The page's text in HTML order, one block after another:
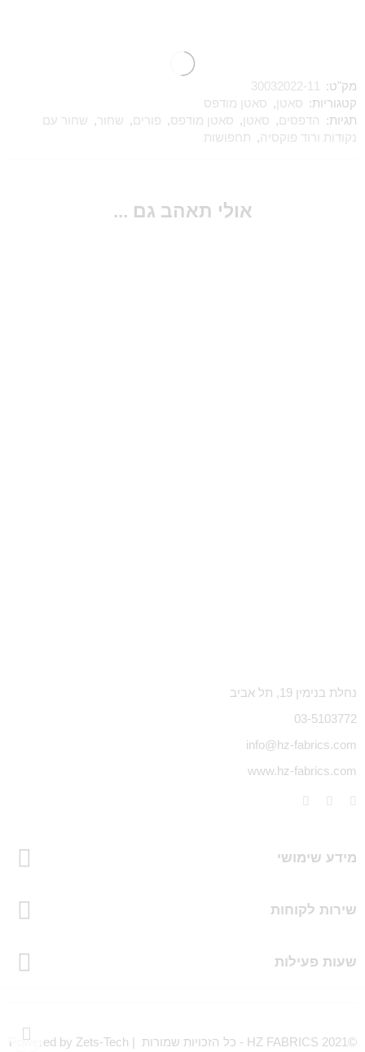
מק"ט:
30032022-11
קטגוריות: סאטן , סאטן מודפס
תגיות:
הדפסים, סאטן , סאטן מודפס, פורים, שחור, שחור עם
נקודות ורוד פוקסיה, תחפושות
אולי תאהב גם ...
נחלת בנימין 19, תל אביב
03-5103772
info@hz-fabrics.com
www.hz-fabrics.com
מידע שימושי
שירות לקוחות
שעות פעילות
©HZ FABRICS 2021 - כל הזכויות שמורות | Powered by Zets-Tech